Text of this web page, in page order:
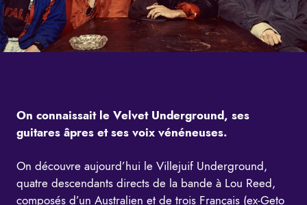
On connaissait le Velvet Underground, ses
guitares âpres et ses voix vénéneuses.
On découvre aujourd’hui le Villejuif Underground,
quatre descendants directs de la bande à Lou Reed,
composés d’un Australien et de trois Français (ex-Geto